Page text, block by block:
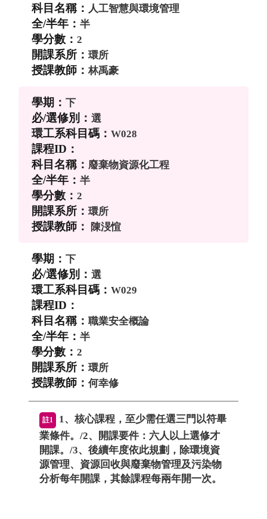
人工智慧與環境管理
半
2
環所
林禹豪
下
選
W028
廢棄物資源化工程
半
2
環所
陳渂愃
下
選
W029
職業安全概論
半
2
環所
何幸修
註1
1、核心課程，至少需任選三門以符畢
業條件。/2、開課要件：六人以上選修才
開課。/3、後續年度依此規劃，除環境資
源管理、資源回收與廢棄物管理及污染物
分析每年開課，其餘課程每兩年開一次。